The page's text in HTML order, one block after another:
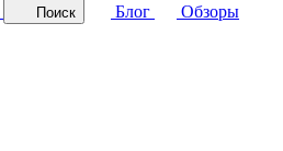
Поиск Блог
Обзоры